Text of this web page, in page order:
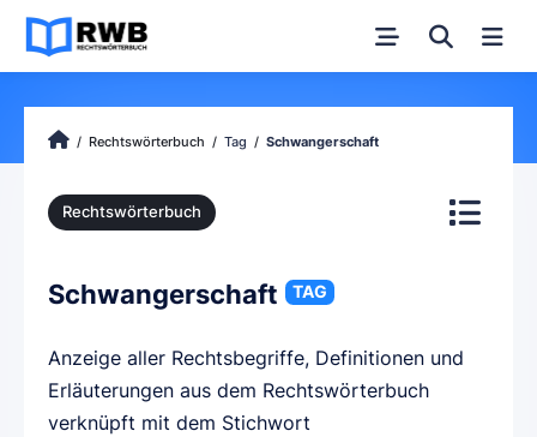
Rechtswörterbuch Tag Schwangerschaft
Rechtswörterbuch
Schwangerschaft TAG
Anzeige aller Rechtsbegriffe, Definitionen und
Erläuterungen aus dem Rechtswörterbuch
verknüpft mit dem Stichwort